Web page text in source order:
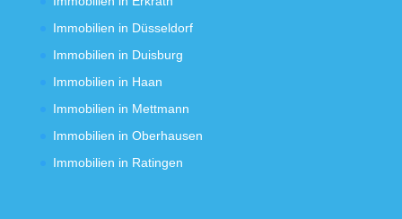
Immobilien in Düsseldorf
Immobilien in Duisburg
Immobilien in Haan
Immobilien in Mettmann
Immobilien in Oberhausen
Immobilien in Ratingen